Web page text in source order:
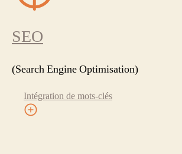
SEO
(Search Engine Optimisation)
Intégration de mots-clés